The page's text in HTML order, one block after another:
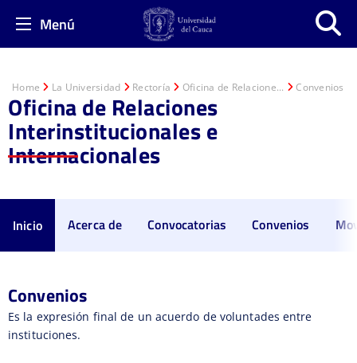
Menú
Home La Universidad Rectoría Oficina de Relacione... Convenios
Oficina de Relaciones
Interinstitucionales e
Internacionales
Inicio Acerca de Convocatorias Convenios
Convenios
Es la expresión final de un acuerdo de voluntades entre
instituciones.